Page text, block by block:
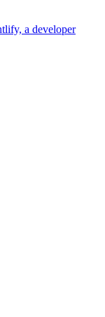
a developer